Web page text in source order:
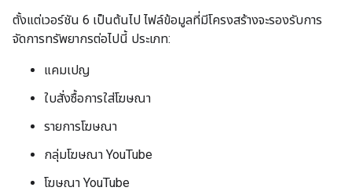
ตั้งแต่เวอร์ชัน 6 เป็นต้นไป ไฟล์ข้อมูลที่มีโครงสร้างจะรองรับการ
จัดการทรัพยากรต่อไปนี้ ประเภท:
แคมเปญ
ใบสั่งซื้อการใส่โฆษณา
รายการโฆษณา
กลุ่มโฆษณา YouTube
โฆษณา YouTube